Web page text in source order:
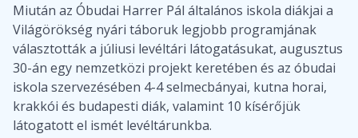
Miután az Óbudai Harrer Pál általános iskola diákjai a
Világörökség nyári táboruk legjobb programjának
választották a júliusi levéltári látogatásukat, augusztus
30-án egy nemzetközi projekt keretében és az óbudai
iskola szervezésében 4-4 selmecbányai, kutna horai,
krakkói és budapesti diák, valamint 10 kísérőjük
látogatott el ismét levéltárunkba.